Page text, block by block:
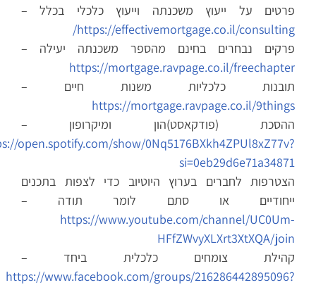
פרטים על ייעוץ משכנתה וייעוץ כלכלי בכלל –
https://effectivemortgage.co.il/consulting/
פרקים נבחרים בחינם מהספר משכנתה יעילה –
https://mortgage.ravpage.co.il/freechapter
תובנות כלכליות משנות חיים –
https://mortgage.ravpage.co.il/9things
ההסכת (פודקאסט)הון ומיקרופון –
https://open.spotify.com/show/0Nq5176BXkh4ZPUl8xZ77v?
si=0eb29d6e71a34871
הצטרפות לחברים בערוץ היוטיוב כדי לצפות בתכנים
ייחודיים או סתם לומר תודה –
https://www.youtube.com/channel/UC0Um-
HFfZWvyXLXrt3XtXQA/join
קהילת צומחים כלכלית ביחד –
https://www.facebook.com/groups/216286442895096?